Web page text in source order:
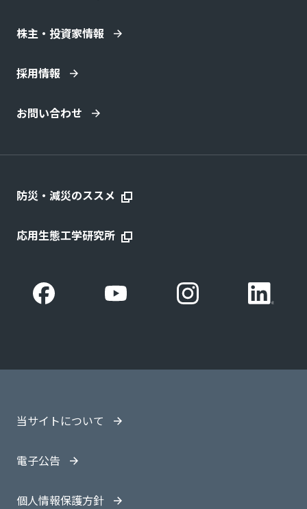
株主・投資家情報
採用情報
お問い合わせ
防災・減災のススメ
応用生態工学研究所
当サイトについて
電子公告
個人情報保護方針